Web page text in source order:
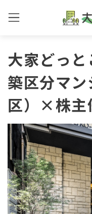
大家どっ
築区分マ
区）×株主